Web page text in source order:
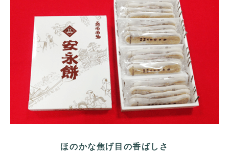
ほのかな焦げ目の香ばしさ